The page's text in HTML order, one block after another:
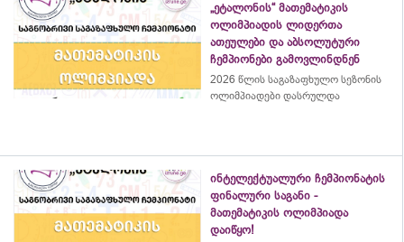
„ეტალონის“ მათემატიკის
ოლიმპიადის ლიდერთა
ათეულები და აბსოლუტური
ჩემპიონები გამოვლინდნენ
2026 წლის საგაზაფხულო სეზონის
ოლიმპიადები დასრულდა
ინტელექტუალური ჩემპიონატის
ფინალური საგანი -
მათემატიკის ოლიმპიადა
დაიწყო!